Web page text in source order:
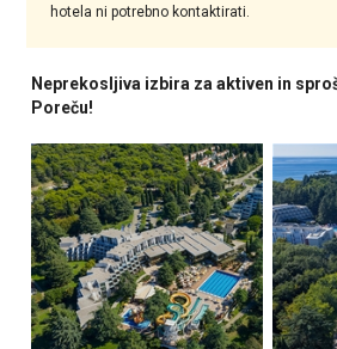
hotela ni potrebno kontaktirati.
Neprekosljiva izbira za aktiven in
Poreču!